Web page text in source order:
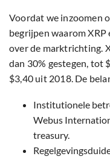
Voordat we inzoomen
begrijpen waarom
over de marktrichting.
dan 30% gestegen, tot
$3,40 uit 2018. De
Institutionele
Webus
treasury.